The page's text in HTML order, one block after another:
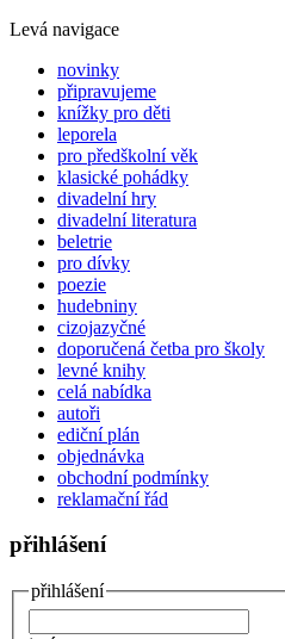
Levá navigace
novinky
připravujeme
knížky pro děti
leporela
pro předškolní věk
klasické pohádky
divadelní hry
divadelní literatura
beletrie
pro dívky
poezie
hudebniny
cizojazyčné
doporučená četba pro školy
levné knihy
celá nabídka
autoři
ediční plán
objednávka
obchodní podmínky
reklamační řád
přihlášení
přihlášení